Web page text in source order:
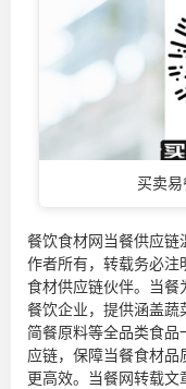
买卖
餐饮食材网当餐供应链
作者所有，转载务必注
食材供应链伙伴。当餐
餐饮企业，提供涵盖蔬
简餐原料等全品类食品
应链，保障当餐食材品
更高效。当餐网转载